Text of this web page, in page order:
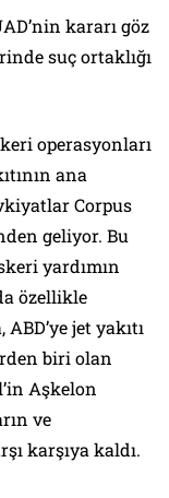
kararı göz
suç ortaklığı
operasyonları
ana
Corpus
geliyor. Bu
yardımın
özellikle
jet yakıtı
biri olan
Aşkelon
ve
karşıya kaldı.